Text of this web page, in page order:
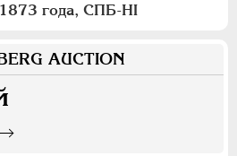
года, СПБ-НI
AUCTION